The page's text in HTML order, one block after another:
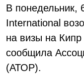
В понедельник,
International
на визы на
сообщила
(АТОР).